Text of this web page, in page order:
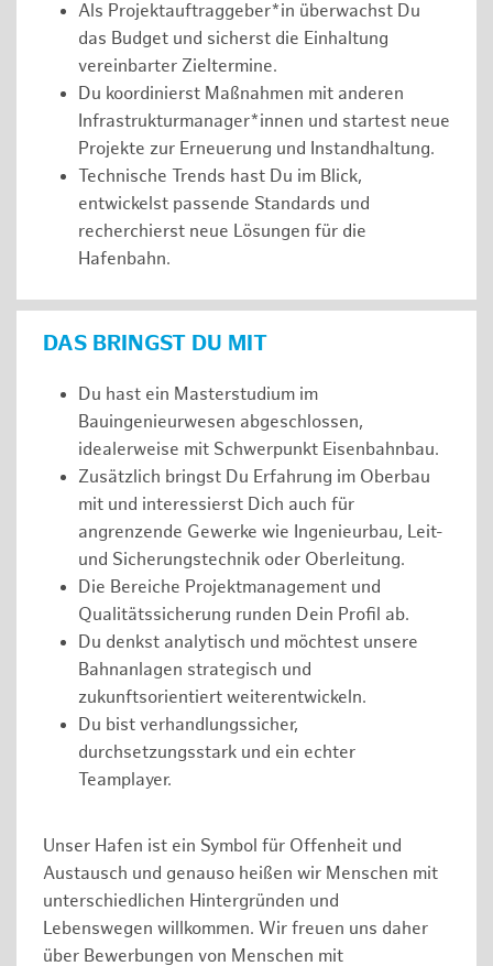
Als Projektauftraggeber*in überwachst Du
das Budget und sicherst die Einhaltung
vereinbarter Zieltermine.
Du koordinierst Maßnahmen mit anderen
Infrastrukturmanager*innen und startest neue
Projekte zur Erneuerung und Instandhaltung.
Technische Trends hast Du im Blick,
entwickelst passende Standards und
recherchierst neue Lösungen für die
Hafenbahn.
DAS BRINGST DU MIT
Du hast ein Masterstudium im
Bauingenieurwesen abgeschlossen,
idealerweise mit Schwerpunkt Eisenbahnbau.
Zusätzlich bringst Du Erfahrung im Oberbau
mit und interessierst Dich auch für
angrenzende Gewerke wie Ingenieurbau, Leit-
und Sicherungstechnik oder Oberleitung.
Die Bereiche Projektmanagement und
Qualitätssicherung runden Dein Profil ab.
Du denkst analytisch und möchtest unsere
Bahnanlagen strategisch und
zukunftsorientiert weiterentwickeln.
Du bist verhandlungssicher,
durchsetzungsstark und ein echter
Teamplayer.
Unser Hafen ist ein Symbol für Offenheit und
Austausch und genauso heißen wir Menschen mit
unterschiedlichen Hintergründen und
Lebenswegen willkommen. Wir freuen uns daher
über Bewerbungen von Menschen mit